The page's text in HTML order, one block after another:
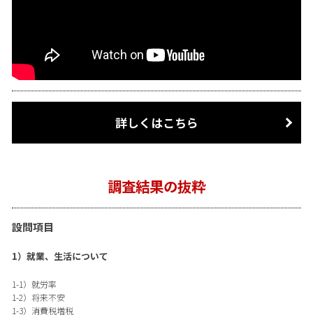
詳しくはこちら
調査結果の抜粋
設問項目
1）就業、生活について
1-1）就労率
1-2）将来不安
1-3）消費税増税